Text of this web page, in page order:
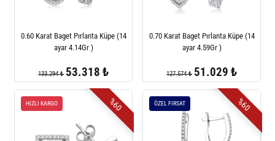
0.60 Karat Baget Pırlanta Küpe (14
ayar 4.14Gr )
133.294 ₺ 53.318 ₺
0.70 Karat Baget Pırlanta Küpe (14
ayar 4.59Gr )
127.574 ₺ 51.029 ₺
HIZLI KARGO %60 ÖZEL FIRSAT %60